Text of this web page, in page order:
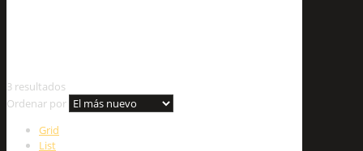
3 resultados
Ordenar por
Grid
List